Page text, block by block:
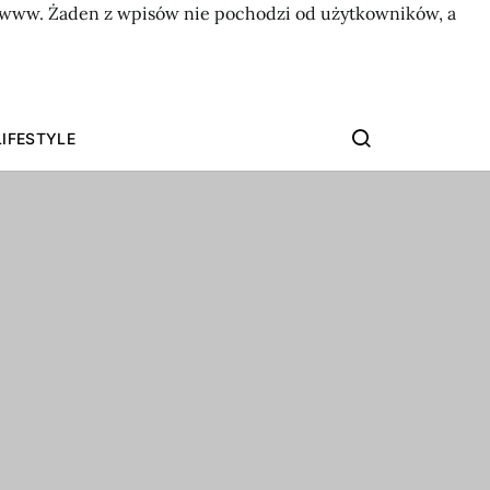
Żaden z wpisów nie pochodzi od użytkowników, a